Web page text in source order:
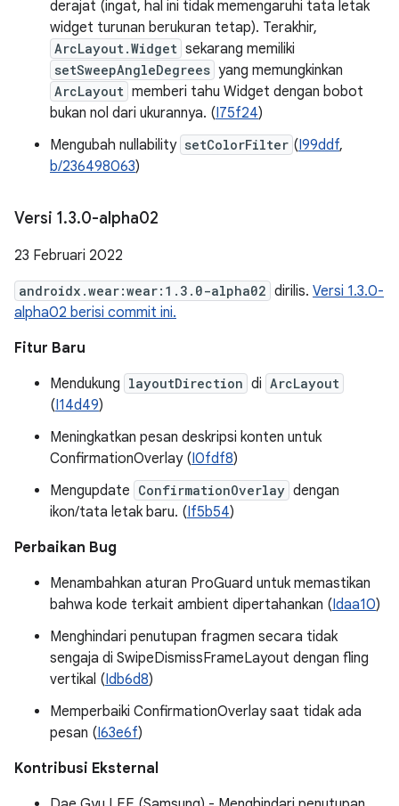
derajat (ingat, hal ini tidak memengaruhi tata letak
widget turunan berukuran tetap). Terakhir,
ArcLayout.Widget sekarang memiliki
setSweepAngleDegrees yang memungkinkan
ArcLayout memberi tahu Widget dengan bobot
bukan nol dari ukurannya. (I75f24)
Mengubah nullability setColorFilter (I99ddf,
b/236498063)
Versi 1.3.0-alpha02
23 Februari 2022
androidx.wear:wear:1.3.0-alpha02 dirilis. Versi 1.3.0-
alpha02 berisi commit ini.
Fitur Baru
Mendukung layoutDirection di ArcLayout
(I14d49)
Meningkatkan pesan deskripsi konten untuk
ConfirmationOverlay (I0fdf8)
Mengupdate ConfirmationOverlay dengan
ikon/tata letak baru. (If5b54)
Perbaikan Bug
Menambahkan aturan ProGuard untuk memastikan
bahwa kode terkait ambient dipertahankan (Idaa10)
Menghindari penutupan fragmen secara tidak
sengaja di SwipeDismissFrameLayout dengan fling
vertikal (Idb6d8)
Memperbaiki ConfirmationOverlay saat tidak ada
pesan (I63e6f)
Kontribusi Eksternal